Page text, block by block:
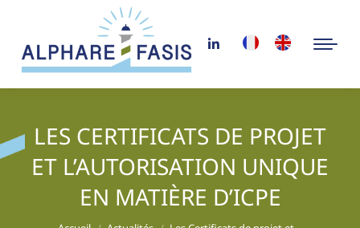
LES CERTIFICATS DE PROJET
ET L’AUTORISATION UNIQUE
EN MATIÈRE D’ICPE
Vous êtes ici :